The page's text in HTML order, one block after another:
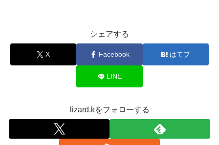
シェアする
X Facebook はてブ
LINE
lizard.kをフォローする